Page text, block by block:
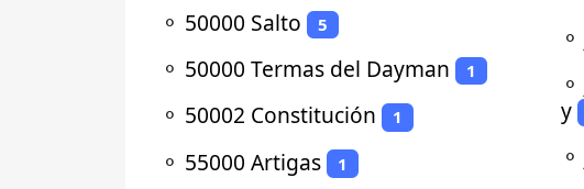
⚬ 50000 Salto 5
⚬ 50000 Termas del Dayman 1
⚬ 50002 Constitución 1
⚬ 55000 Artigas 1
⚬
⚬
y
⚬